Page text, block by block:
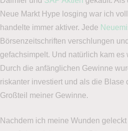
Neue Markt Hype losging war ich
handelte immer aktiver. Jede
Börsenzeitschriften verschlungen
gefachsimpelt. Und natürlich kam es
Durch die anfänglichen Gewinne
riskanter investiert und als die Blase
Großteil meiner Gewinne.
Nachdem ich meine Wunden